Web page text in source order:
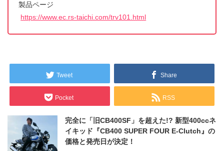
製品ページ
https://www.ec.rs-taichi.com/trv101.html
Tweet Share
Pocket RSS
完全に「旧CB400SF」を超えた!? 新型400ccネ
イキッド『CB400 SUPER FOUR E-Clutch』の
価格と発売日が決定！